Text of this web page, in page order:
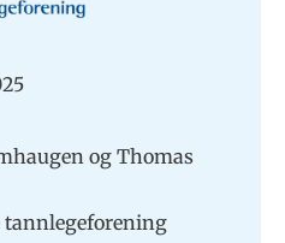
og Thomas
tannlegeforening